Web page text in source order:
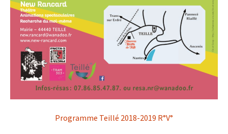
Programme Teillé 2018-2019 R°V°